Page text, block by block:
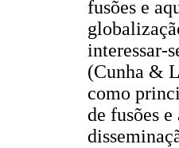
fusões e
interessar-
(Cunha &
como
de fusões